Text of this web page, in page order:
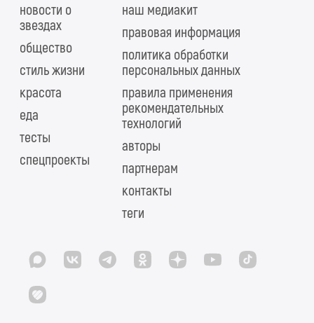
новости о
звездах
общество
стиль жизни
красота
еда
тесты
спецпроекты
наш медиакит
правовая информация
политика обработки
персональных данных
правила применения
рекомендательных
технологий
авторы
партнерам
контакты
теги